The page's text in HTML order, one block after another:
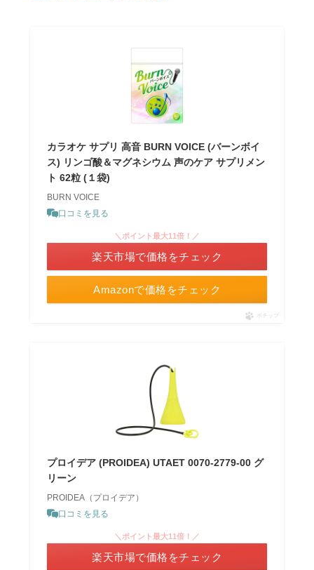
カラオケ サプリ 高音 BURN VOICE (バーンボイ
ス) リンゴ酸＆マグネシウム 声のケア サプリメン
ト 62粒 (１袋)
BURN VOICE
口コミを見る
Amazonで価格をチェック
＼ポイント最大11倍！／
楽天市場で価格をチェック
ポチップ
プロイデア (PROIDEA) UTAET 0070-2779-00 グ
リーン
PROIDEA（プロイデア）
口コミを見る
＼ポイント最大11倍！／
楽天市場で価格をチェック